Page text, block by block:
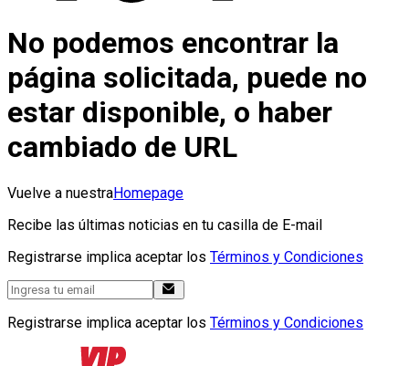
No podemos encontrar la
página solicitada, puede no
estar disponible, o haber
cambiado de URL
Vuelve a nuestraHomepage
Recibe las últimas noticias en tu casilla de E-mail
Registrarse implica aceptar los Términos y Condiciones
Registrarse implica aceptar los Términos y Condiciones